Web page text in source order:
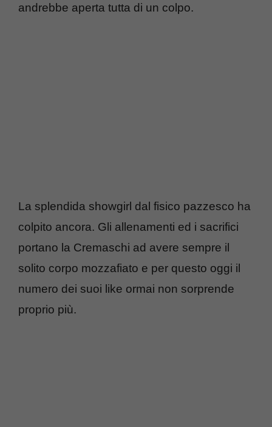
andrebbe aperta tutta di un colpo.
La splendida showgirl dal fisico pazzesco ha
colpito ancora. Gli allenamenti ed i sacrifici
portano la Cremaschi ad avere sempre il
solito corpo mozzafiato e per questo oggi il
numero dei suoi like ormai non sorprende
proprio più.